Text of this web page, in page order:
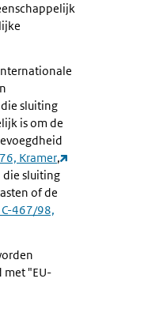
sluiting
is om de
Kramer,
sluiting
of de
C-467/98,
met "EU-